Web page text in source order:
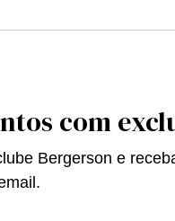
com
Bergerson e